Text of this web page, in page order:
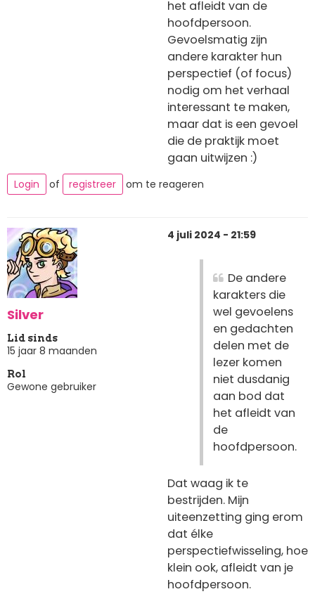
het afleidt van de
hoofdpersoon.
Gevoelsmatig zijn
andere karakter hun
perspectief (of focus)
nodig om het verhaal
interessant te maken,
maar dat is een gevoel
die de praktijk moet
gaan uitwijzen :)
Login of registreer om te reageren
Silver
Lid sinds
15 jaar 8 maanden
Rol
Gewone gebruiker
4 juli 2024 - 21:59
De andere
karakters die
wel gevoelens
en gedachten
delen met de
lezer komen
niet dusdanig
aan bod dat
het afleidt van
de
hoofdpersoon.
Dat waag ik te
bestrijden. Mijn
uiteenzetting ging erom
dat élke
perspectiefwisseling, hoe
klein ook, afleidt van je
hoofdpersoon.